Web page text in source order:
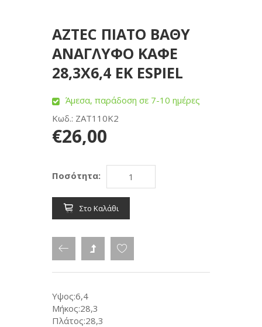
AZTEC ΠΙΑΤΟ ΒΑΘΥ
ΑΝΑΓΛΥΦΟ ΚΑΦΕ
28,3Χ6,4 ΕΚ ESPIEL
Άμεσα, παράδοση σε 7-10 ημέρες
Κωδ.: ZAT110K2
€26,00
Ποσότητα:
Στο Καλάθι
Υψος:6,4
Μήκος:28,3
Πλάτος:28,3